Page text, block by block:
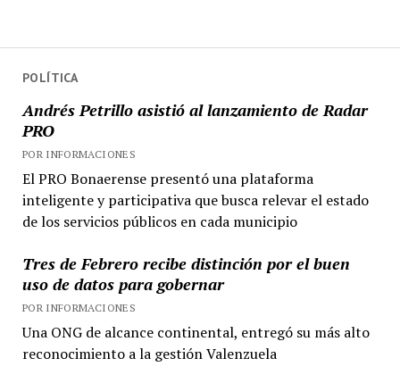
POLÍTICA
Andrés Petrillo asistió al lanzamiento de Radar
PRO
POR INFORMACIONES
El PRO Bonaerense presentó una plataforma
inteligente y participativa que busca relevar el estado
de los servicios públicos en cada municipio
Tres de Febrero recibe distinción por el buen
uso de datos para gobernar
POR INFORMACIONES
Una ONG de alcance continental, entregó su más alto
reconocimiento a la gestión Valenzuela
117
por
pagar
Ingresos
Brutos